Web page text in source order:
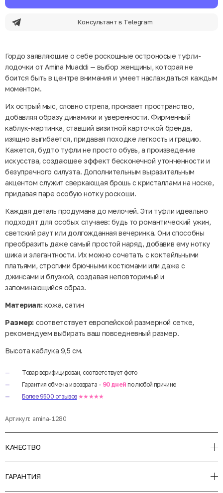
Консультант в Telegram
Гордо заявляющие о себе роскошные остроносые туфли-
лодочки от Amina Muaddi — выбор женщины, которая не
боится быть в центре внимания и умеет наслаждаться каждым
моментом.
Их острый мыс, словно стрела, пронзает пространство,
добавляя образу динамики и уверенности. Фирменный
каблук-мартинка, ставший визитной карточкой бренда,
изящно выгибается, придавая походке легкость и грацию.
Кажется, будто туфли не просто обувь, а произведение
искусства, создающее эффект бесконечной утонченности и
безупречного силуэта. Дополнительным выразительным
акцентом служит сверкающая брошь с кристаллами на носке,
придавая паре особую нотку роскоши.
Каждая деталь продумана до мелочей. Эти туфли идеально
подходят для особых случаев: будь то романтический ужин,
светский раут или долгожданная вечеринка. Они способны
преобразить даже самый простой наряд, добавив ему нотку
шика и элегантности. Их можно сочетать с коктейльными
платьями, строгими брючными костюмами или даже с
джинсами и блузкой, создавая неповторимый и
запоминающийся образ.
Материал:кожа, сатин
Размер: соответствует европейской размерной сетке,
рекомендуем выбирать ваш повседневный размер.
Высота каблука 9,5 см.
Товар верифицирован, соответствует фото
Гарантия обмена и возврата - 90 дней по любой причине
Более 9500 отзывов ★★★★★
Артикул: amina-1280
КАЧЕСТВО
ГАРАНТИЯ